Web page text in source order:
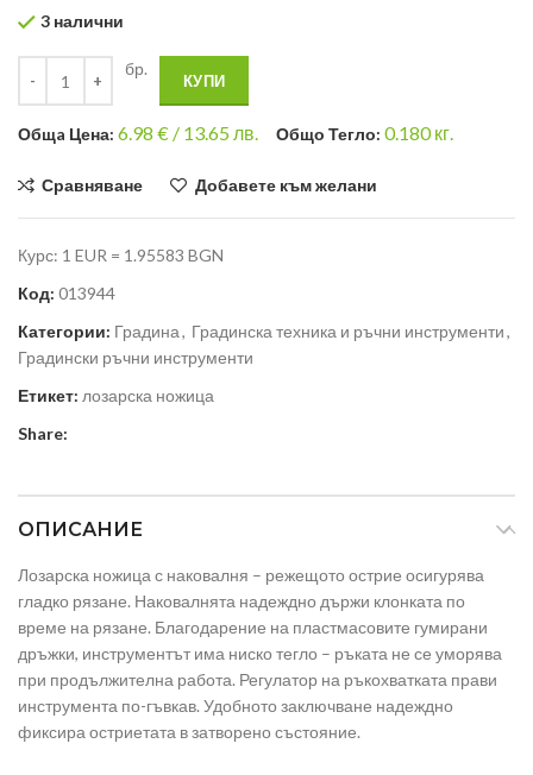
3 налични
бр.
КУПИ
Общa Цена: 6.98 € / 13.65 лв. Общо Тегло: 0.180кг.
Сравняване Добавете към желани
Курс: 1 EUR = 1.95583 BGN
Код: 013944
Категории: Градина, Градинска техника и ръчни инструменти,
Градински ръчни инструменти
Етикет: лозарска ножица
Share:
ОПИСАНИЕ
Лозарска ножица с наковалня – режещото острие осигурява
гладко рязане. Наковалнята надеждно държи клонката по
време на рязане. Благодарение на пластмасовите гумирани
дръжки, инструментът има ниско тегло – ръката не се уморява
при продължителна работа. Регулатор на ръкохватката прави
инструмента по-гъвкав. Удобното заключване надеждно
фиксира остриетата в затворено състояние.